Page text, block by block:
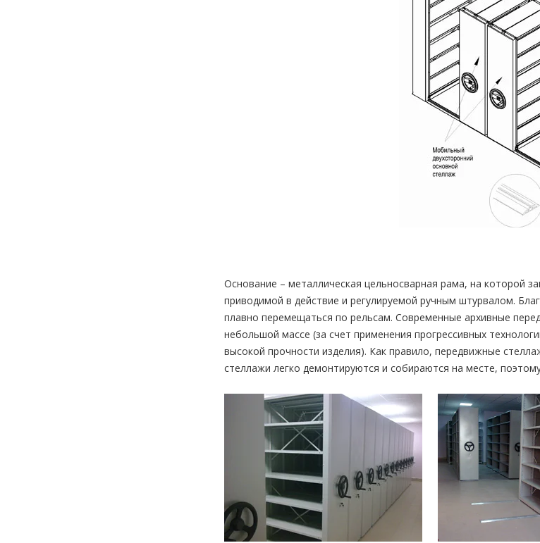
Основание – металлическая цельносварная рама, на которой
приводимой в действие и регулируемой ручным штурвалом.
плавно перемещаться по рельсам. Современные архивные
небольшой массе (за счет применения прогрессивных
высокой прочности изделия). Как правило, передвижные
стеллажи легко демонтируются и собираются на месте,